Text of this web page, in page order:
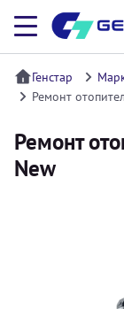
Генстар
Ремонт
Ремонт
New